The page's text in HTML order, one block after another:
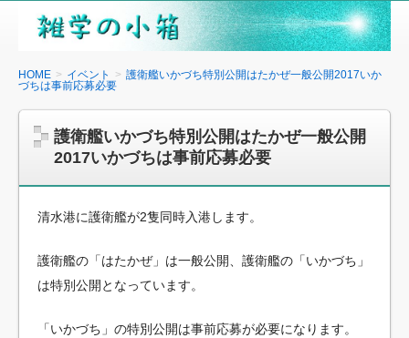
雑
の
箱
HOME イベント
護衛艦いかづち特別公開はたかぜ一般公開2017いか
づちは事前応募必要
護衛艦いかづち特別公開はたかぜ一般公開
2017いかづちは事前応募必要
清水港に護衛艦が2隻同時入港します。
護衛艦の「はたかぜ」は一般公開、護衛艦の「いかづち」
は特別公開となっています。
「いかづち」の特別公開は事前応募が必要になります。